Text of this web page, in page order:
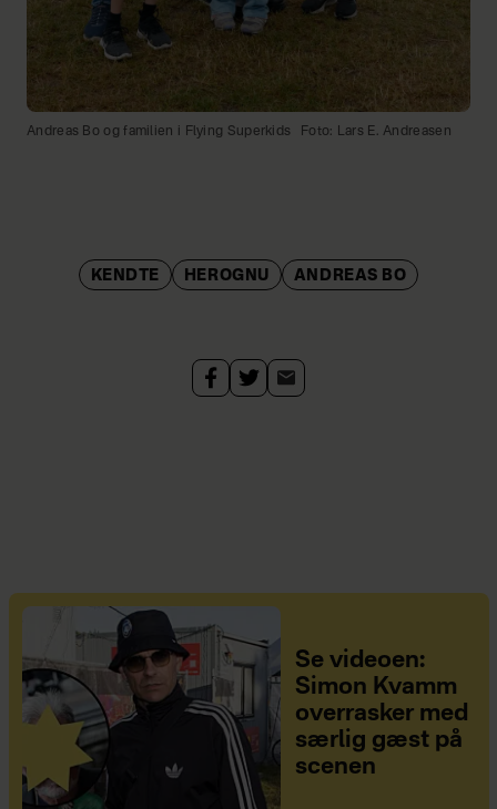
Andreas Bo og familien i Flying Superkids Foto: Lars E. Andreasen
KENDTE HEROGNU ANDREAS BO
Se videoen:
Simon Kvamm
overrasker med
særlig gæst på
scenen